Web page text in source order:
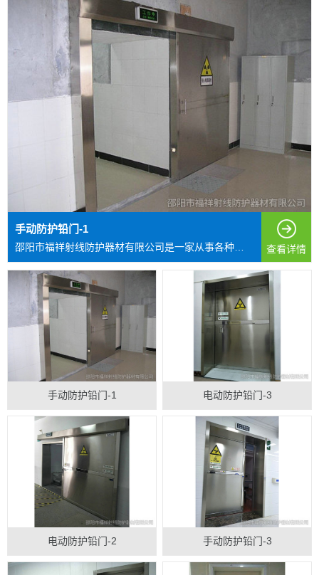
手动防护铅门-1
查看详情
手动防护铅门-1
电动防护铅门-2
电动防护铅门-3
手动防护铅门-3